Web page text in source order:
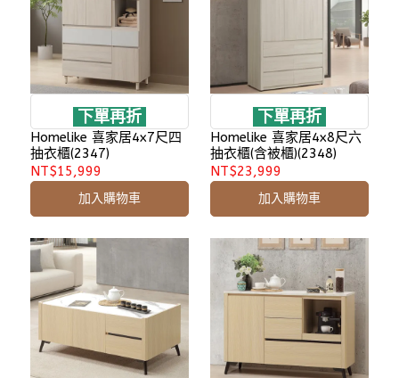
下單再折
Homelike 喜家居4x7尺四
抽衣櫃(2347)
NT$15,999
加入購物車
下單再折
Homelike 喜家居4x8尺六
抽衣櫃(含被櫃)(2348)
NT$23,999
加入購物車